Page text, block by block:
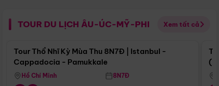
TOUR DU LỊCH ÂU-ÚC-MỸ-PHI Xem tất cả
Điểm nổi bật
Tour Thổ Nhĩ Kỳ Mùa Thu 8N7Đ | Istanbul -
Cappadocia - Pamukkale
Hồ Chí Minh 8N7Đ